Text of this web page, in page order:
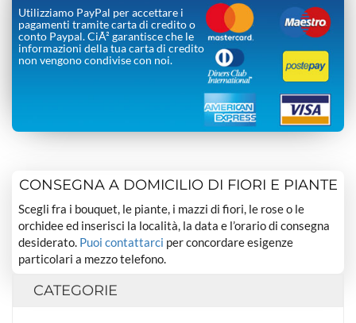
Utilizziamo PayPal per accettare i
pagamenti tramite carta di credito o
conto Paypal. CiÃ² garantisce che le
informazioni della tua carta di credito
non vengono condivise con noi.
CONSEGNA A DOMICILIO DI FIORI E PIANTE
Scegli fra i bouquet, le piante, i mazzi di fiori, le rose o le
orchidee ed inserisci la località, la data e l’orario di consegna
desiderato. Puoi contattarci per concordare esigenze
particolari a mezzo telefono.
CATEGORIE